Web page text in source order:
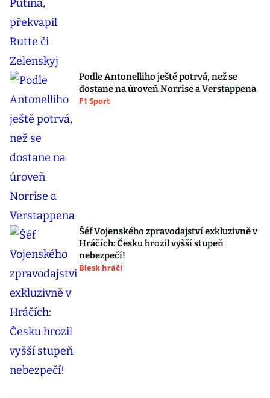
Podle Antonelliho ještě potrvá, než se
dostane na úroveň Norrise a Verstappena
F1 Sport
Šéf Vojenského zpravodajství exkluzivně v
Hráčích: Česku hrozil vyšší stupeň
nebezpečí!
Blesk hráči